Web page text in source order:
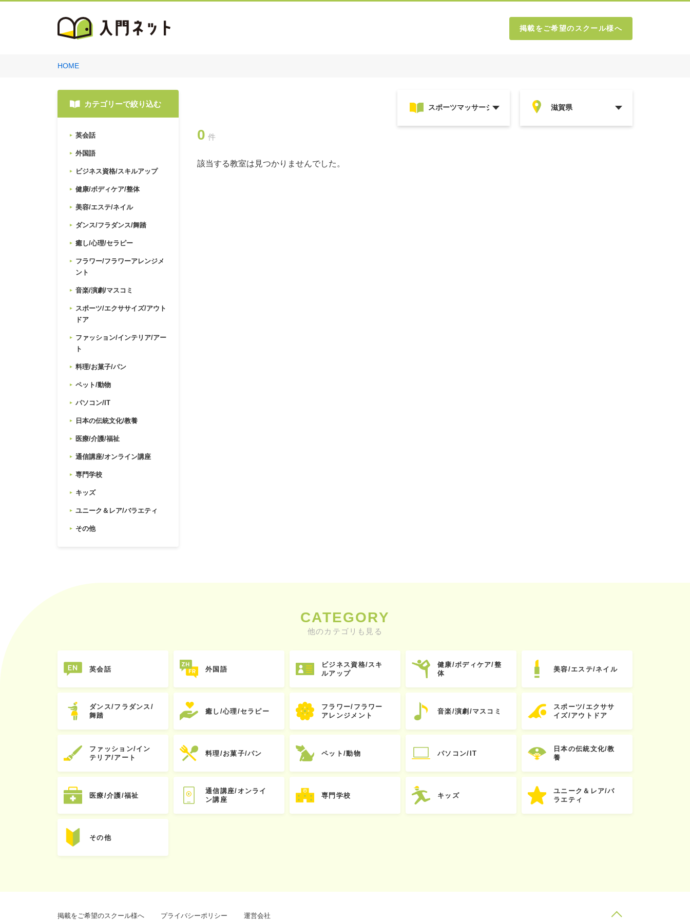
掲載をご希望のスクール様へ
HOME
カテゴリーで絞り込む
英会話
外国語
ビジネス資格/スキルアップ
健康/ボディケア/整体
美容/エステ/ネイル
ダンス/フラダンス/舞踏
癒し/心理/セラピー
フラワー/フラワーアレンジメ
ント
音楽/演劇/マスコミ
スポーツ/エクササイズ/アウト
ドア
ファッション/インテリア/アー
ト
料理/お菓子/パン
ペット/動物
パソコン/IT
日本の伝統文化/教養
医療/介護/福祉
通信講座/オンライン講座
専門学校
キッズ
ユニーク＆レア/バラエティ
その他
0 件
該当する教室は見つかりませんでした。
CATEGORY
他のカテゴリも見る
英会話 外国語
ビジネス資格/スキ
ルアップ
健康/ボディケア/整
体
美容/エステ/ネイル
ダンス/フラダンス/
舞踏
癒し/心理/セラピー
フラワー/フラワー
アレンジメント
音楽/演劇/マスコミ
スポーツ/エクササ
イズ/アウトドア
ファッション/イン
テリア/アート
料理/お菓子/パン ペット/動物 パソコン/IT
日本の伝統文化/教
養
医療/介護/福祉
通信講座/オンライ
ン講座
専門学校 キッズ
ユニーク＆レア/バ
ラエティ
その他
掲載をご希望のスクール様へ プライバシーポリシー 運営会社